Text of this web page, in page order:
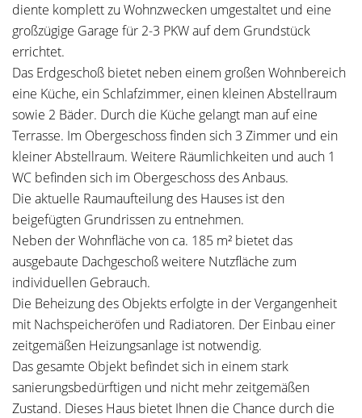
diente komplett zu Wohnzwecken umgestaltet und eine
großzügige Garage für 2-3 PKW auf dem Grundstück
errichtet.
Das Erdgeschoß bietet neben einem großen Wohnbereich
eine Küche, ein Schlafzimmer, einen kleinen Abstellraum
sowie 2 Bäder. Durch die Küche gelangt man auf eine
Terrasse. Im Obergeschoss finden sich 3 Zimmer und ein
kleiner Abstellraum. Weitere Räumlichkeiten und auch 1
WC befinden sich im Obergeschoss des Anbaus.
Die aktuelle Raumaufteilung des Hauses ist den
beigefügten Grundrissen zu entnehmen.
Neben der Wohnfläche von ca. 185 m² bietet das
ausgebaute Dachgeschoß weitere Nutzfläche zum
individuellen Gebrauch.
Die Beheizung des Objekts erfolgte in der Vergangenheit
mit Nachspeicheröfen und Radiatoren. Der Einbau einer
zeitgemäßen Heizungsanlage ist notwendig.
Das gesamte Objekt befindet sich in einem stark
sanierungsbedürftigen und nicht mehr zeitgemäßen
Zustand. Dieses Haus bietet Ihnen die Chance durch die